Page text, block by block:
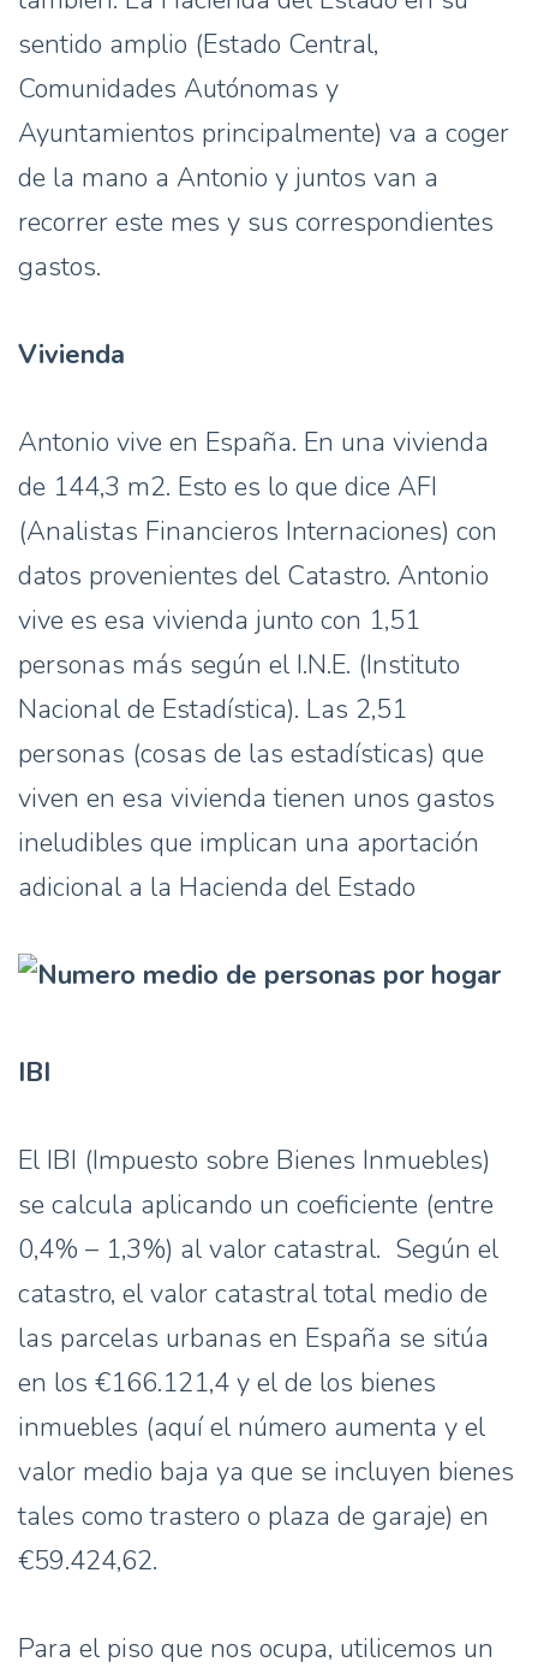
sentido amplio (Estado Central,
Comunidades Autónomas y
Ayuntamientos principalmente) va a coger
de la mano a Antonio y juntos van a
recorrer este mes y sus correspondientes
gastos.
Vivienda
Antonio vive en España. En una vivienda
de 144,3 m2. Esto es lo que dice AFI
(Analistas Financieros Internaciones) con
datos provenientes del Catastro. Antonio
vive es esa vivienda junto con 1,51
personas más según el I.N.E. (Instituto
Nacional de Estadística). Las 2,51
personas (cosas de las estadísticas) que
viven en esa vivienda tienen unos gastos
ineludibles que implican una aportación
adicional a la Hacienda del Estado
IBI
El IBI (Impuesto sobre Bienes Inmuebles)
se calcula aplicando un coeficiente (entre
0,4% – 1,3%) al valor catastral. Según el
catastro, el valor catastral total medio de
las parcelas urbanas en España se sitúa
en los €166.121,4 y el de los bienes
inmuebles (aquí el número aumenta y el
valor medio baja ya que se incluyen bienes
tales como trastero o plaza de garaje) en
€59.424,62.
Para el piso que nos ocupa, utilicemos un